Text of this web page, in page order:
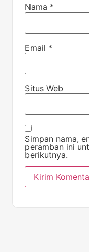
Nama *
Email *
Situs Web
Simpan nama,
peramban ini
berikutnya.